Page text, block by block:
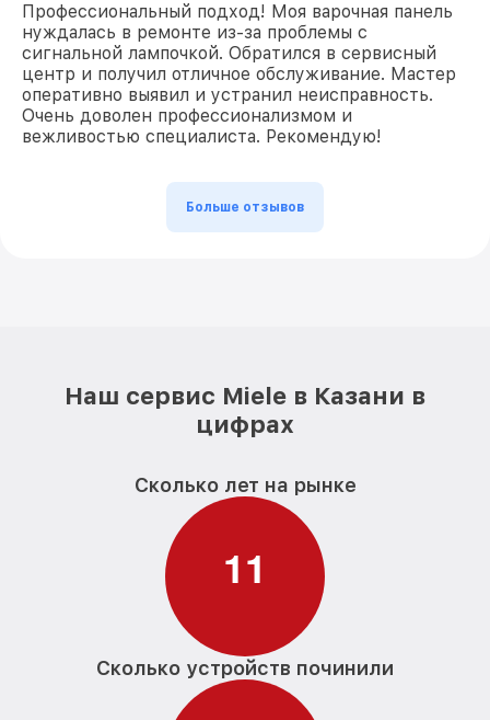
Профессиональный подход! Моя варочная панель
нуждалась в ремонте из-за проблемы с
сигнальной лампочкой. Обратился в сервисный
центр и получил отличное обслуживание. Мастер
оперативно выявил и устранил неисправность.
Очень доволен профессионализмом и
вежливостью специалиста. Рекомендую!
Больше отзывов
Наш сервис Miele в Казани в
цифрах
Сколько лет на рынке
11
Сколько устройств починили